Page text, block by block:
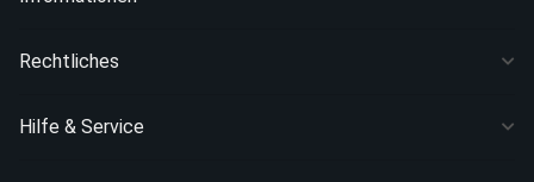
Rechtliches
Hilfe & Service